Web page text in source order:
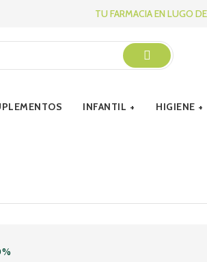
TU FARMACIA EN LUGO
INFANTIL HIGIENE